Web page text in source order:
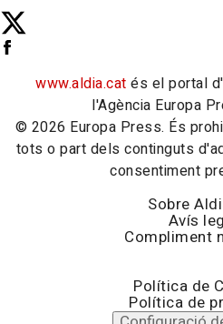
www.aldia.cat és el portal
l'Agència Europa
© 2026 Europa Press. És
tots o part dels continguts
consentiment
Sobre
Avís
Compliment
Política de
Política de